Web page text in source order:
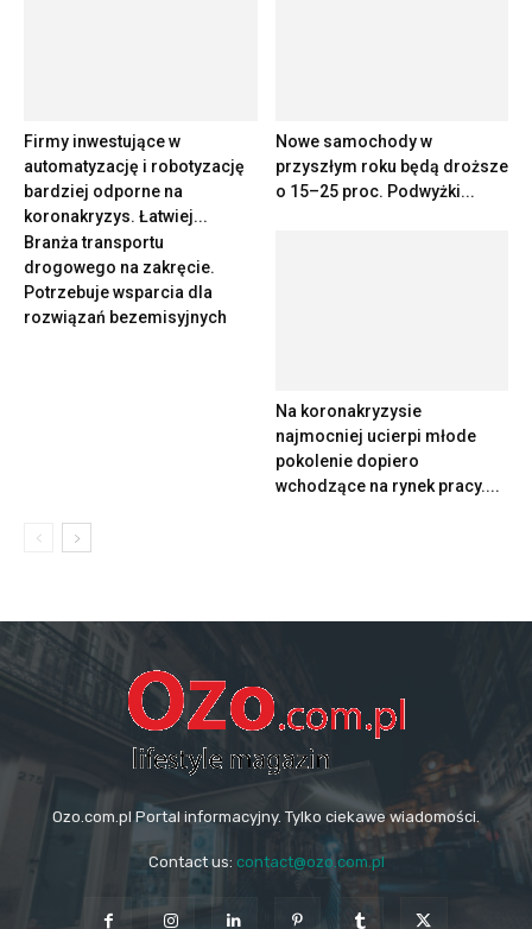
Firmy inwestujące w
automatyzację i robotyzację
bardziej odporne na
koronakryzys. Łatwiej...
Nowe samochody w
przyszłym roku będą droższe
o 15–25 proc. Podwyżki...
Branża transportu
drogowego na zakręcie.
Potrzebuje wsparcia dla
rozwiązań bezemisyjnych
Na koronakryzysie
najmocniej ucierpi młode
pokolenie dopiero
wchodzące na rynek pracy....
Ozo.com.pl Portal informacyjny. Tylko ciekawe wiadomości.
Contact us: contact@ozo.com.pl